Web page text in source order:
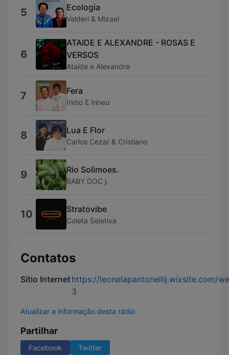
5 Ecologia
Valderi & Mizael
6
ATAIDE E ALEXANDRE - ROSAS E
VERSOS
Ataíde e Alexandre
7 Fera
Iridio E Irineu
8 Lua E Flor
Carlos Cezar & Cristiano
9 Rio Solimoes.
BABY DOC j.
10 Stratovibe
Coleta Seletiva
Contatos
Sítio Internethttps://leonelapantonellij.wixsite.com/
3
Atualizar a informação desta rádio
Partilhar
Facebook Twitter